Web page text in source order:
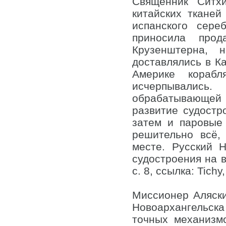
китайских
испанского
приносила
доставлялись в
Америке
развитие
затем и
решительно
месте. Русский
судостроения на
с. 8, ссылка:
Миссионер
точных